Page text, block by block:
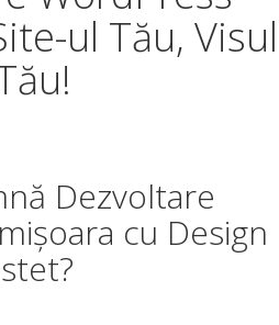
ul Tău, Visul
Dezvoltare
cu Design